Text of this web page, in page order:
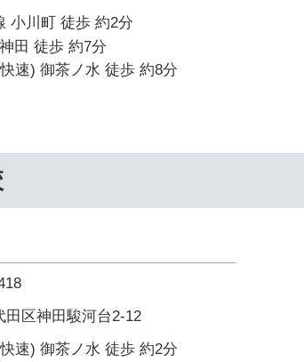
小川町 徒歩 約2分
田 徒歩 約7分
速) 御茶ノ水 徒歩 約8分
田区神田駿河台2-12
速) 御茶ノ水 徒歩 約2分